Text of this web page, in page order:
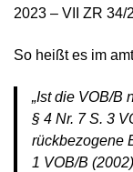
2023 – VII ZR 34/
So heißt es im
„Ist die VOB/B
§ 4 Nr. 7 S. 3
rückbezogene
1 VOB/B